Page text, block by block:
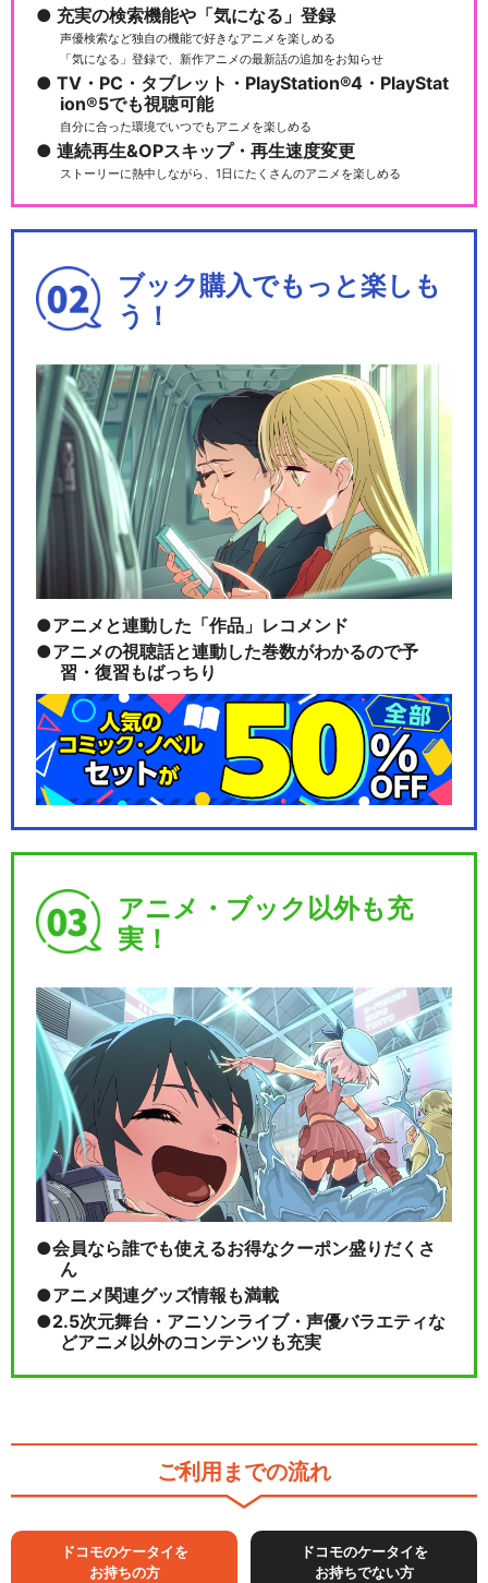
ンステージ』
あんさんぶるスターズ！！追
憶セレクション『クロ…
あんさんぶるスターズ！！追
憶セレクション『チェ…
『あんさんぶるスターズ！TH
E STAGE』-…
『あんさんぶるスターズ！TH
E STAGE』-…
『あんさんぶるスターズ！TH
『あんさんぶるスターズ！TH
E STAGE』-…
『あんさんぶるスターズ！エ
クストラ・ステージ』…
閉じる
充実の検索機能や「気になる」登録
声優検索など独自の機能で好きなアニメを楽しめる
「気になる」登録で、新作アニメの最新話の追加をお知らせ
TV・PC・タブレット・PlayStation®4・PlayStat
ion®5でも視聴可能
自分に合った環境でいつでもアニメを楽しめる
連続再生&OPスキップ・再生速度変更
ストーリーに熱中しながら、1日にたくさんのアニメを楽しめる
ブック購入でもっと楽しも
う！
アニメと連動した「作品」レコメンド
アニメの視聴話と連動した巻数がわかるので予
習・復習もばっちり
アニメ・ブック以外も充
実！
会員なら誰でも使えるお得なクーポン盛りだくさ
ん
アニメ関連グッズ情報も満載
2.5次元舞台・アニソンライブ・声優バラエティな
どアニメ以外のコンテンツも充実
ご利用までの流れ
ドコモのケータイを
お持ちの方
ドコモのケータイを
お持ちでない方